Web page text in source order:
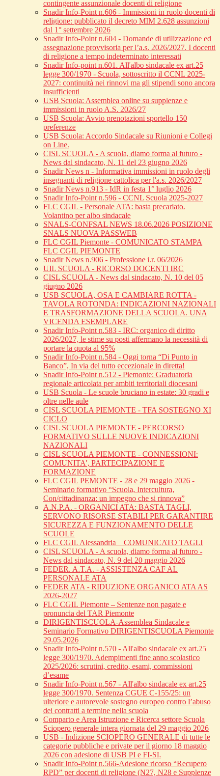
contingente assunzionale docenti di religione
Snadir Info-Point n.606 - Immissioni in ruolo docenti di
religione: pubblicato il decreto MIM 2.628 assunzioni
dal 1° settembre 2026
Snadir Info-Point n.604 - Domande di utilizzazione ed
assegnazione provvisoria per l’a.s. 2026/2027. I docenti
di religione a tempo indeterminato interessati
Snadir Info-point n.601. All'albo sindacale ex art.25
legge 300/1970 - Scuola, sottoscritto il CCNL 2025-
2027: continuità nei rinnovi ma gli stipendi sono ancora
insufficienti
USB Scuola: Assemblea online su supplenze e
immissioni in ruolo A.S. 2026/27
USB Scuola: Avvio prenotazioni sportello 150
preferenze
USB Scuola: Accordo Sindacale su Riunioni e Collegi
on Line.
CISL SCUOLA - A scuola, diamo forma al futuro -
News dal sindacato, N. 11 del 23 giugno 2026
Snadir News n - Informativa immissioni in ruolo degli
insegnanti di religione cattolica per l'a.s. 2026/2027
Snadir News n.913 - IdR in festa 1° luglio 2026
Snadir Info-Point n.596 - CCNL Scuola 2025-2027
FLC CGIL - Personale ATA: basta precariato.
Volantino per albo sindacale
SNALS-CONFSAL NEWS 18.06.2026 POSIZIONE
SNALS NUOVA PASSWEB
FLC CGIL Piemonte - COMUNICATO STAMPA
FLC CGIL PIEMONTE
Snadir News n.906 - Professione i.r. 06/2026
UIL SCUOLA - RICORSO DOCENTI IRC
CISL SCUOLA - News dal sindacato, N. 10 del 05
giugno 2026
USB SCUOLA, OSA E CAMBIARE ROTTA -
TAVOLA ROTONDA: INDICAZIONI NAZIONALI
E TRASFORMAZIONE DELLA SCUOLA. UNA
VICENDA ESEMPLARE
Snadir Info-Point n.583 - IRC: organico di diritto
2026/2027, le stime su posti affermano la necessità di
portare la quota al 95%
Snadir Info-Point n.584 - Oggi torna “Di Punto in
Banco”, In via del tutto eccezionale in diretta!
Snadir Info-Point n.512 - Piemonte: Graduatoria
regionale articolata per ambiti territoriali diocesani
USB Scuola - Le scuole bruciano in estate: 30 gradi e
oltre nelle aule
CISL SCUOLA PIEMONTE - TFA SOSTEGNO XI
CICLO
CISL SCUOLA PIEMONTE - PERCORSO
FORMATIVO SULLE NUOVE INDICAZIONI
NAZIONALI
CISL SCUOLA PIEMONTE - CONNESSIONI:
COMUNITA', PARTECIPAZIONE E
FORMAZIONE
FLC CGIL PEMONTE - 28 e 29 maggio 2026 -
Seminario formativo “Scuola, Intercultura,
Con/cittadinanza: un impegno che si rinnova”
A.N.P.A. - ORGANICI ATA: BASTA TAGLI,
SERVONO RISORSE STABILI PER GARANTIRE
SICUREZZA E FUNZIONAMENTO DELLE
SCUOLE
FLC CGIL Alessandria _ COMUNICATO TAGLI
CISL SCUOLA - A scuola, diamo forma al futuro -
News dal sindacato, N. 9 del 20 maggio 2026
FEDER. A.T.A. - ASSISTENZA CAF AL
PERSONALE ATA
FEDER ATA - RIDUZIONE ORGANICO ATA AS
2026-2027
FLC CGIL Piemonte – Sentenze non pagate e
pronuncia del TAR Piemonte
DIRIGENTISCUOLA-Assemblea Sindacale e
Seminario Formativo DIRIGENTISCUOLA Piemonte
29.05.2026
Snadir Info-Point n.570 - All'albo sindacale ex art.25
legge 300/1970. Adempimenti fine anno scolastico
2025/2026: scrutini, credito, esami, commissioni
d’esame
Snadir Info-Point n.567 - All'albo sindacale ex art.25
legge 300/1970. Sentenza CGUE C‑155/25: un
ulteriore e autorevole sostegno europeo contro l’abuso
dei contratti a termine nella scuola
Comparto e Area Istruzione e Ricerca settore Scuola
Sciopero generale intera giornata del 29 maggio 2026
USB - Indizione SCIOPERO GENERALE di tutte le
categorie pubbliche e private per il giorno 18 maggio
2026 con adesione di USB PI e FI-SI.
Snadir Info-Point n.566-Adesione ricorso “Recupero
RPD” per docenti di religione (N27, N28 e Supplenze